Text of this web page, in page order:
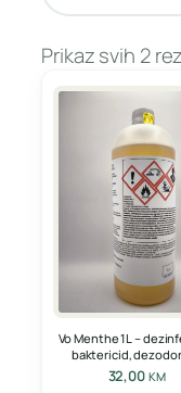
Prikaz svih 2
Vo Menthe 1L –
baktericid,
32,00 KM